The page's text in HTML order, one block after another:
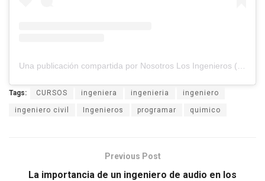
Tags: CURSOS ingeniera ingenieria ingeniero
ingeniero civil Ingenieros programar quimico
Previous Post
La importancia de un ingeniero de audio en los